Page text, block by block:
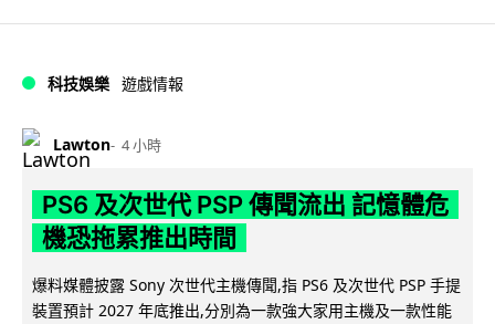
科技娛樂 遊戲情報
Lawton 4 小時
PS6 及次世代 PSP 傳聞流出 記憶體危
機恐拖累推出時間
爆料媒體披露 Sony 次世代主機傳聞,指 PS6 及次世代 PSP 手提
裝置預計 2027 年底推出,分別為一款強大家用主機及一款性能